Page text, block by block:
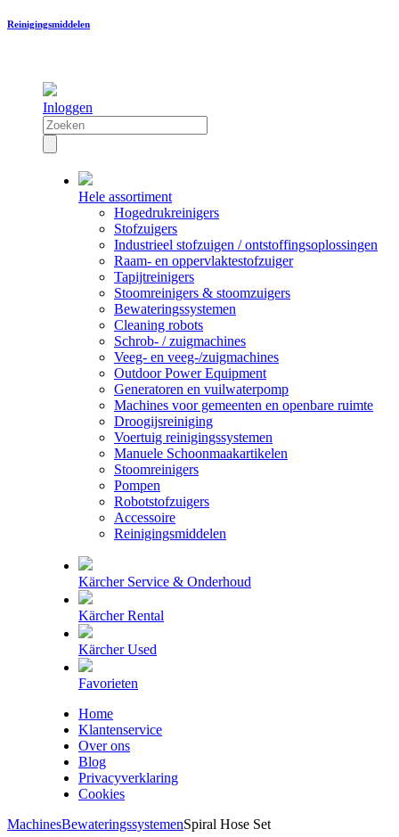
Reinigingsmiddelen
Inloggen
Hele assortiment
Hogedrukreinigers
Stofzuigers
Industrieel stofzuigen / ontstoffingsoplossingen
Raam- en oppervlaktestofzuiger
Tapijtreinigers
Stoomreinigers & stoomzuigers
Bewateringssystemen
Cleaning robots
Schrob- / zuigmachines
Veeg- en veeg-/zuigmachines
Outdoor Power Equipment
Generatoren en vuilwaterpomp
Machines voor gemeenten en openbare ruimte
Droogijsreiniging
Voertuig reinigingssystemen
Manuele Schoonmaakartikelen
Stoomreinigers
Pompen
Robotstofzuigers
Accessoire
Reinigingsmiddelen
Kärcher Service & Onderhoud
Kärcher Rental
Kärcher Used
Favorieten
Home
Klantenservice
Over ons
Blog
Privacyverklaring
Cookies
MachinesBewateringssystemenSpiral Hose Set